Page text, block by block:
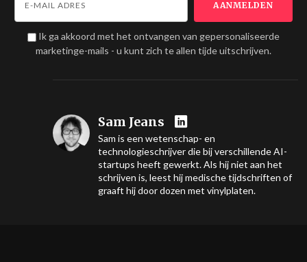
Ik ga akkoord met het ontvangen van gepersonaliseerde
marketinge-mails - u kunt zich te allen tijde uitschrijven.
Sam Jeans
Sam is een wetenschap- en
technologieschrijver die bij verschillende AI-
startups heeft gewerkt. Als hij niet aan het
schrijven is, leest hij medische tijdschriften of
graaft hij door dozen met vinylplaten.